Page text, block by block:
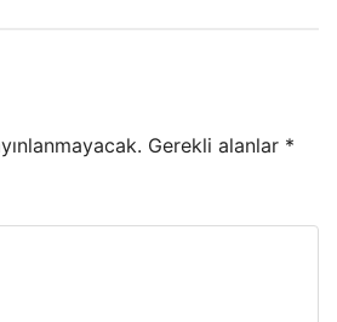
Gerekli alanlar *